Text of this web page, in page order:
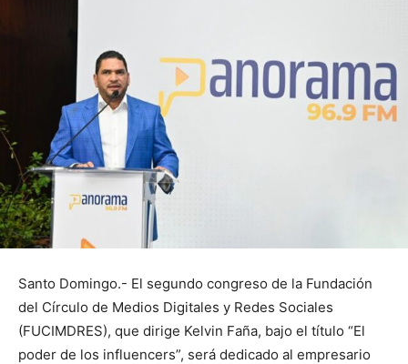
Santo Domingo.- El segundo congreso de la Fundación
del Círculo de Medios Digitales y Redes Sociales
(FUCIMDRES), que dirige Kelvin Faña, bajo el título “El
poder de los influencers”, será dedicado al empresario